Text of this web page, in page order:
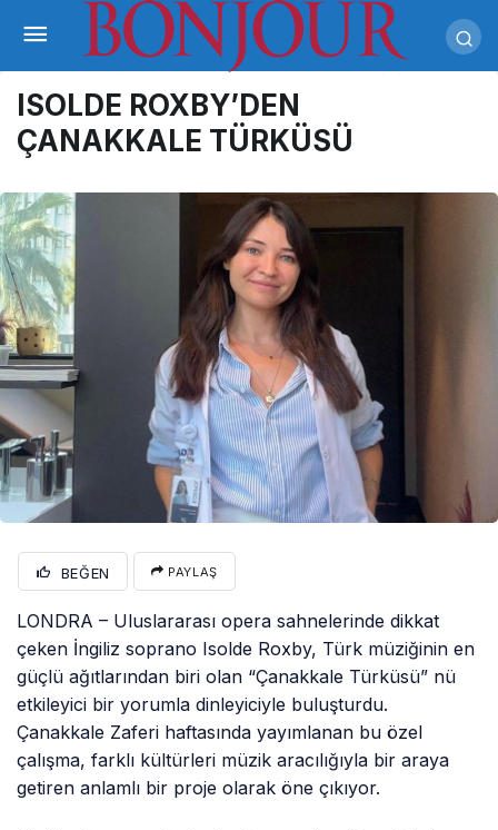
ISOLDE ROXBY’DEN
ÇANAKKALE TÜRKÜSÜ
BEĞEN PAYLAŞ
LONDRA – Uluslararası opera sahnelerinde dikkat
çeken İngiliz soprano Isolde Roxby, Türk müziğinin en
güçlü ağıtlarından biri olan “Çanakkale Türküsü” nü
etkileyici bir yorumla dinleyiciyle buluşturdu.
Çanakkale Zaferi haftasında yayımlanan bu özel
çalışma, farklı kültürleri müzik aracılığıyla bir araya
getiren anlamlı bir proje olarak öne çıkıyor.